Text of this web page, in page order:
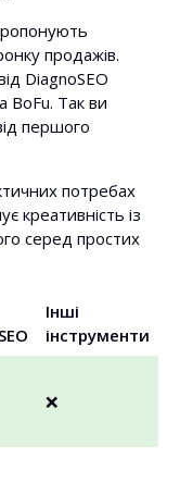
продажів.
DiagnoSEO
BoFu. Так ви
першого
потребах
креативність із
серед простих
Інші
інструменти
❌